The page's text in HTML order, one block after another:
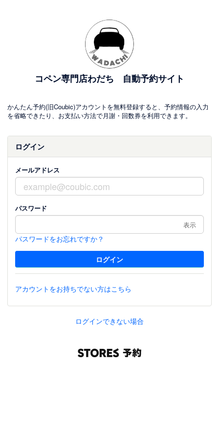
コペン専門店わだち 自動予約サイト
かんたん予約(旧Coubic)アカウントを無料登録すると、予約情報の入力
を省略できたり、お支払い方法で月謝・回数券を利用できます。
ログイン
メールアドレス
パスワード
表示
パスワードをお忘れですか？
アカウントをお持ちでない方はこちら
ログインできない場合